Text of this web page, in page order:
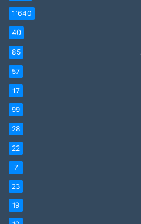
1٬640
40
85
57
17
99
28
22
7
23
19